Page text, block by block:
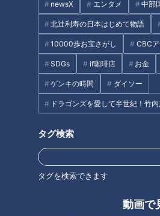
newsX エンタメ 中部
北辻利寿の日本はじめて物語
10000歩お宝さがし CBC
SDGs if珈琲店 お金
ゲンキの時間 ダイソー
ドラゴンズを愛して半世紀！竹
タグ検索
タグを検索できます
動画で
オススメ関連コンテンツ
ゴンズ沖縄キャンプに見る令和
備を目指して～（高田アナ）